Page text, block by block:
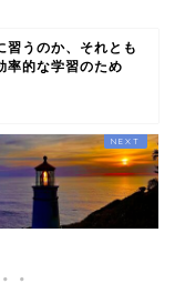
習うのか、それとも
率的な学習のため